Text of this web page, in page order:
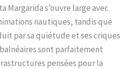
Margarida s’ouvre large avec
nautiques, tandis que
par sa quiétude et ses criques
sont parfaitement
pensées pour la